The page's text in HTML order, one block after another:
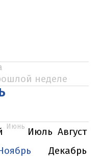
неделе
Июнь Июль Август
Декабрь